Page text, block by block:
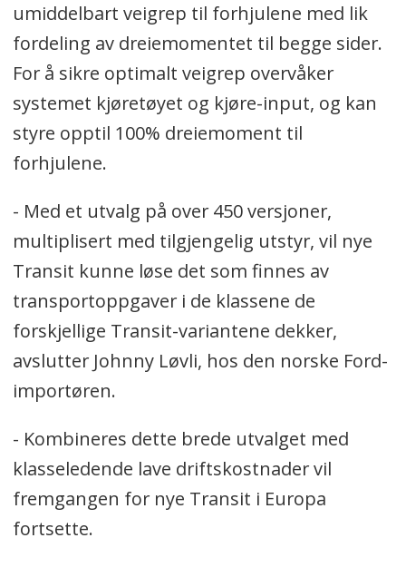
umiddelbart veigrep til forhjulene med lik
fordeling av dreiemomentet til begge sider.
For å sikre optimalt veigrep overvåker
systemet kjøretøyet og kjøre-input, og kan
styre opptil 100% dreiemoment til
forhjulene.
- Med et utvalg på over 450 versjoner,
multiplisert med tilgjengelig utstyr, vil nye
Transit kunne løse det som finnes av
transportoppgaver i de klassene de
forskjellige Transit-variantene dekker,
avslutter Johnny Løvli, hos den norske Ford-
importøren.
- Kombineres dette brede utvalget med
klasseledende lave driftskostnader vil
fremgangen for nye Transit i Europa
fortsette.